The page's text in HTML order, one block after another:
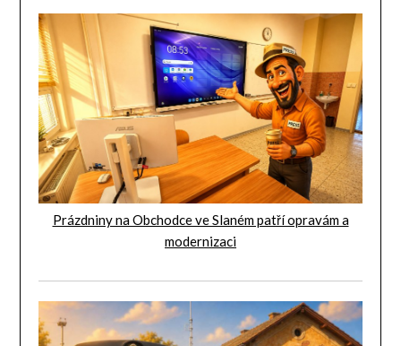
Prázdniny na Obchodce ve Slaném patří opravám a
modernizaci